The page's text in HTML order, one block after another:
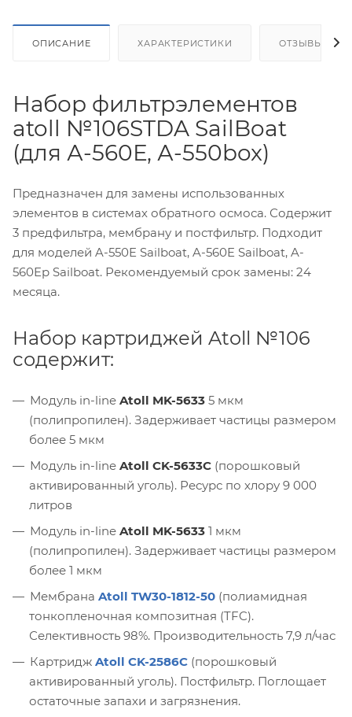
ОПИСАНИЕ ХАРАКТЕРИСТИКИ ОТЗЫВЫ
Набор фильтрэлементов
atoll №106STDA SailBoat
(для А-560Е, А-550box)
Предназначен для замены использованных
элементов в системах обратного осмоса. Содержит
3 предфильтра, мембрану и постфильтр. Подходит
для моделей A-550E Sailboat, A-560E Sailboat, A-
560Ep Sailboat. Рекомендуемый срок замены: 24
месяца.
Набор картриджей Atoll №106
содержит:
Модуль in-line Atoll MK-5633 5 мкм
(полипропилен). Задерживает частицы размером
более 5 мкм
Модуль in-line Atoll CK-5633C (порошковый
активированный уголь). Ресурс по хлору 9 000
литров
Модуль in-line Atoll MK-5633 1 мкм
(полипропилен). Задерживает частицы размером
более 1 мкм
Мембрана Atoll TW30-1812-50 (полиамидная
тонкопленочная композитная (TFC).
Селективность 98%. Производительность 7,9 л/час
Картридж Atoll CK-2586C (порошковый
активированный уголь). Постфильтр. Поглощает
остаточные запахи и загрязнения.